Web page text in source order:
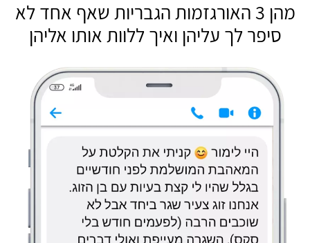
מהן 3 האורגזמות הגבריות שאף אחד לא
סיפר לך עליהן ואיך ללוות אותו אליהן